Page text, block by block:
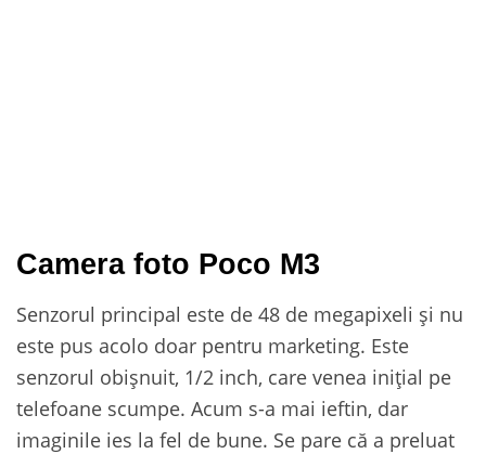
Camera foto Poco M3
Senzorul principal este de 48 de megapixeli și nu
este pus acolo doar pentru marketing. Este
senzorul obișnuit, 1/2 inch, care venea inițial pe
telefoane scumpe. Acum s-a mai ieftin, dar
imaginile ies la fel de bune. Se pare că a preluat